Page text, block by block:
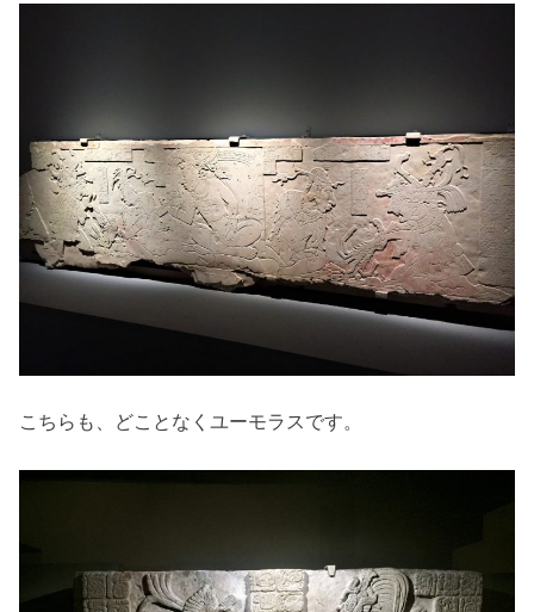
こちらも、どことなくユーモラスです。